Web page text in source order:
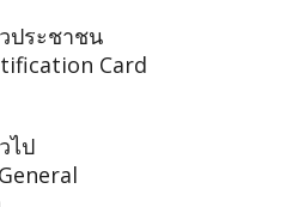
ประชาชน
Card
ไป